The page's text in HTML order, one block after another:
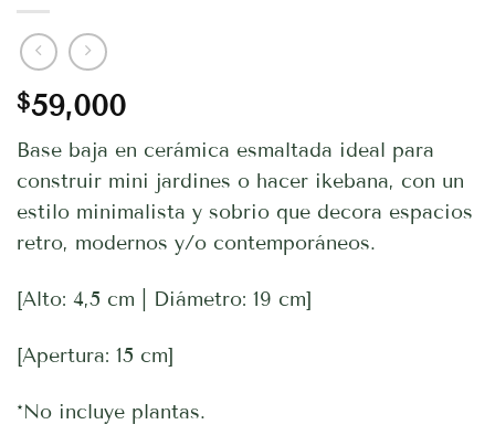
$59,000
Base baja en cerámica esmaltada ideal para
construir mini jardines o hacer ikebana, con un
estilo minimalista y sobrio que decora espacios
retro, modernos y/o contemporáneos.
[Alto: 4,5 cm | Diámetro: 19 cm]
[Apertura: 15 cm]
*No incluye plantas.